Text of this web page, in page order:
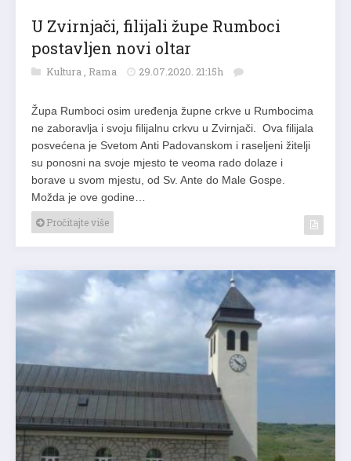
U Zvirnjači, filijali župe Rumboci
postavljen novi oltar
Kultura , Rama 29.07.2020. 21:15h
Župa Rumboci osim uređenja župne crkve u Rumbocima
ne zaboravlja i svoju filijalnu crkvu u Zvirnjači. Ova filijala
posvećena je Svetom Anti Padovanskom i raseljeni žitelji
su ponosni na svoje mjesto te veoma rado dolaze i
borave u svom mjestu, od Sv. Ante do Male Gospe.
Možda je ove godine…
Pročitajte više